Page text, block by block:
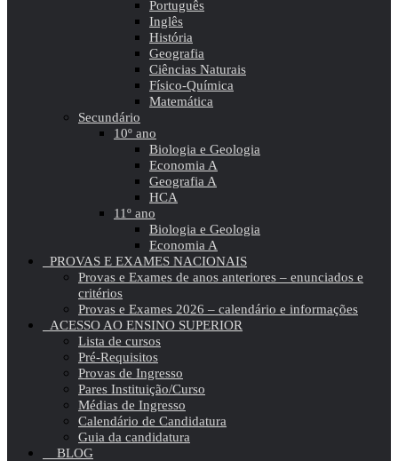
Português
Inglês
História
Geografia
Ciências Naturais
Físico-Química
Matemática
Secundário
10º ano
Biologia e Geologia
Economia A
Geografia A
HCA
11º ano
Biologia e Geologia
Economia A
PROVAS E EXAMES NACIONAIS
Provas e Exames de anos anteriores – enunciados e
critérios
Provas e Exames 2026 – calendário e informações
ACESSO AO ENSINO SUPERIOR
Lista de cursos
Pré-Requisitos
Provas de Ingresso
Pares Instituição/Curso
Médias de Ingresso
Calendário de Candidatura
Guia da candidatura
BLOG